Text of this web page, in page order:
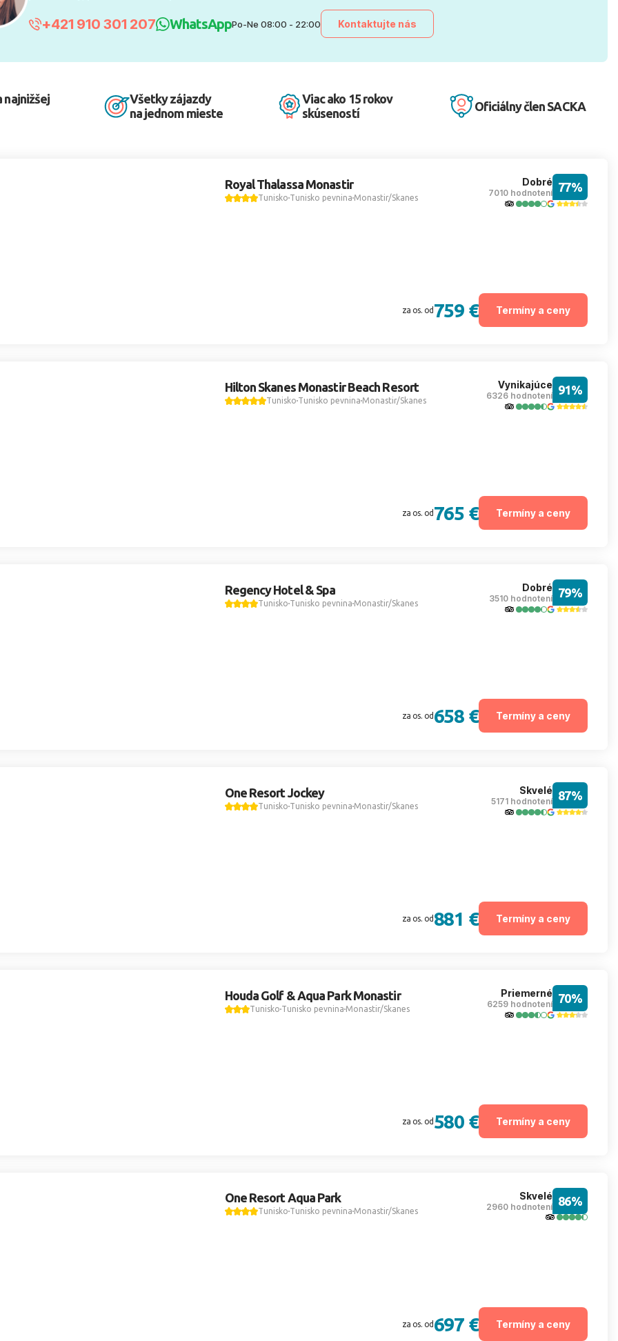
+421 910 301 207 WhatsAppPo-Ne 08:00 - 22:00 Kontaktujte nás
najnižšej
Všetky zájazdy
na jednom mieste
Viac ako 15 rokov
skúseností
Oficiálny člen SACKA
Royal Thalassa Monastir
TuniskoTunisko pevninaMonastir/Skanes
Dobré
7010 hodnotení 77%
za os. od 759 € Termíny a ceny
Hilton Skanes Monastir Beach Resort
TuniskoTunisko pevninaMonastir/Skanes
Vynikajúce
6326 hodnotení 91%
za os. od 765 € Termíny a ceny
Regency Hotel & Spa
TuniskoTunisko pevninaMonastir/Skanes
Dobré
3510 hodnotení 79%
za os. od 658 € Termíny a ceny
One Resort Jockey
TuniskoTunisko pevninaMonastir/Skanes
Skvelé
5171 hodnotení 87%
za os. od 881 € Termíny a ceny
Houda Golf & Aqua Park Monastir
TuniskoTunisko pevninaMonastir/Skanes
Priemerné
6259 hodnotení 70%
za os. od 580 € Termíny a ceny
One Resort Aqua Park
TuniskoTunisko pevninaMonastir/Skanes
Skvelé
2960 hodnotení 86%
za os. od 697 € Termíny a ceny